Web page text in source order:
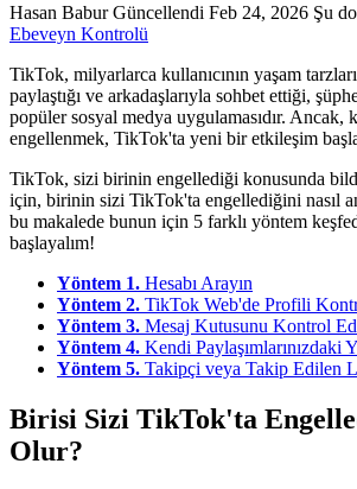
Hasan BaburGüncellendi Feb 24, 2026 Şu
Ebeveyn Kontrolü
TikTok, milyarlarca kullanıcının yaşam
paylaştığı ve arkadaşlarıyla sohbet ettiği,
popüler sosyal medya uygulamasıdır. Ancak,
engellenmek, TikTok'ta yeni bir etkileşim
TikTok, sizi birinin engellediği konusunda
için, birinin sizi TikTok'ta engellediğini nasıl
bu makalede bunun için 5 farklı yöntem
başlayalım!
Yöntem 1. Hesabı Arayın
Yöntem 2. TikTok Web'de Profili
Yöntem 3. Mesaj Kutusunu Kontrol
Yöntem 4. Kendi Paylaşımlarınızdaki
Yöntem 5. Takipçi veya Takip Edilen
Birisi Sizi TikTok'ta
Olur?